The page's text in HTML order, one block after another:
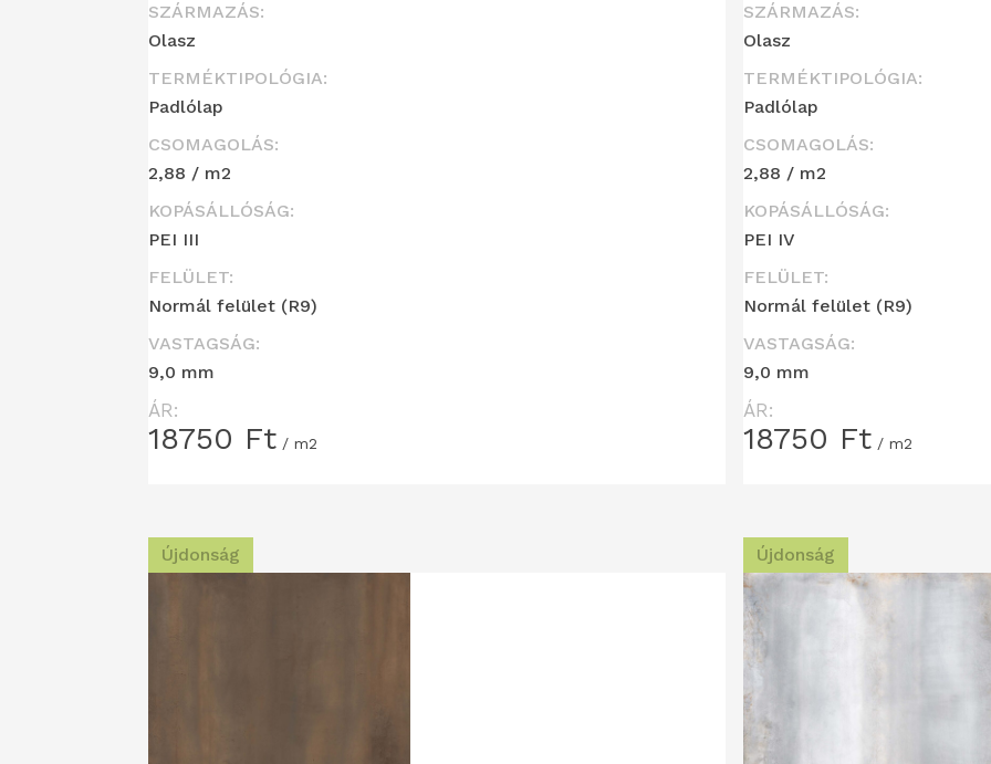
SZÁRMAZÁS:
Olasz
TERMÉKTIPOLÓGIA:
Padlólap
CSOMAGOLÁS:
2,88 / m2
KOPÁSÁLLÓSÁG:
PEI III
FELÜLET:
Normál felület (R9)
VASTAGSÁG:
9,0 mm
ÁR:
18750 Ft / m2
SZÁRMAZÁS:
Olasz
TERMÉKTIPOLÓGIA:
Padlólap
CSOMAGOLÁS:
2,88 / m2
KOPÁSÁLLÓSÁG:
PEI IV
FELÜLET:
Normál felület (R9)
VASTAGSÁG:
9,0 mm
ÁR:
18750 Ft / m2
Újdonság Újdonság